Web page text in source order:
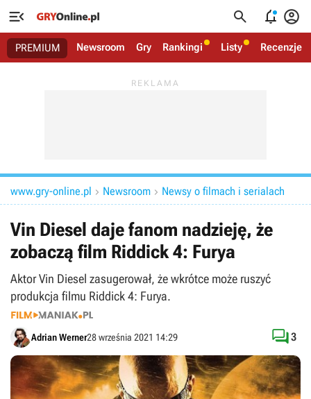
   
PREMIUM Newsroom Gry Rankingi Listy Recenzje
www.gry-online.pl  Newsroom  Newsy o filmach i serialach
Vin Diesel daje fanom nadzieję, że
zobaczą film Riddick 4: Furya
Aktor Vin Diesel zasugerował, że wkrótce może ruszyć
produkcja filmu Riddick 4: Furya.
Adrian Werner28 września 2021 14:29 3